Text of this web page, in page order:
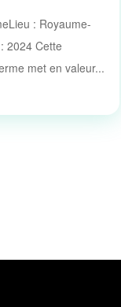
: Royaume-
2024 Cette
met en valeur...